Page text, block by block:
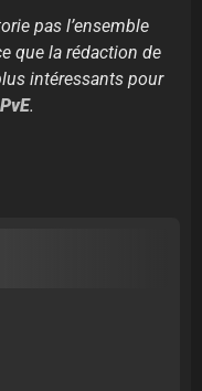
pas l’ensemble
que la rédaction de
intéressants pour
.